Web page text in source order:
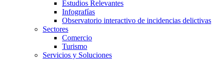
Estudios Relevantes
Infografías
Observatorio interactivo de incidencias delictivas
Sectores
Comercio
Turismo
Servicios y Soluciones